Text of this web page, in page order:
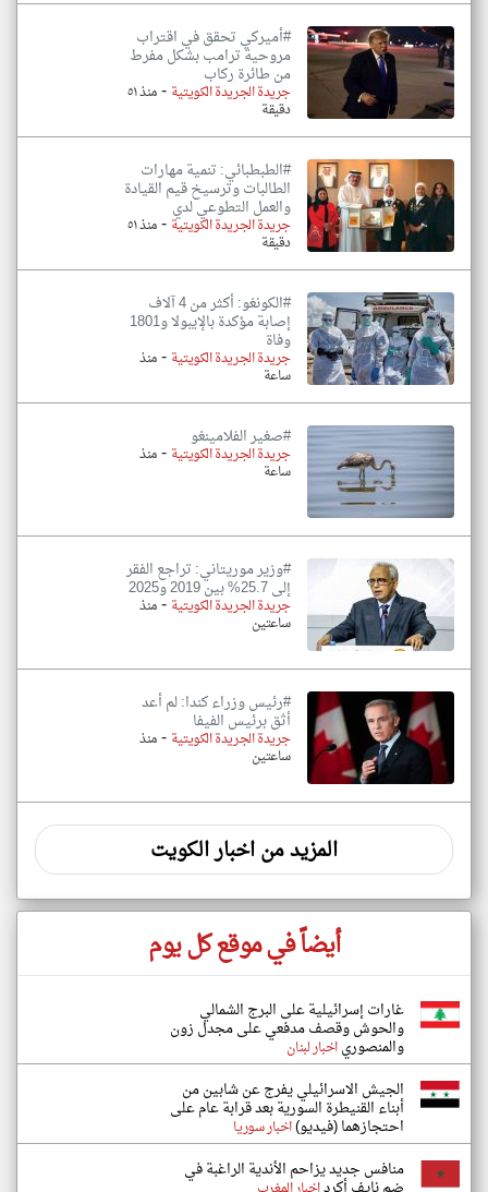
#أميركي تحقق في اقتراب
مروحية ترامب بشكل مفرط
من طائرة ركاب
جريدة الجريدة الكويتية - منذ ٥١
دقيقة
#الطبطبائي: تنمية مهارات
الطالبات وترسيخ قيم القيادة
والعمل التطوعي لدي
جريدة الجريدة الكويتية - منذ ٥١
دقيقة
#الكونغو: أكثر من 4 آلاف
إصابة مؤكدة بالإيبولا و1801
وفاة
جريدة الجريدة الكويتية -منذ
ساعة
#صغير الفلامينغو
جريدة الجريدة الكويتية -منذ
ساعة
#وزير موريتاني: تراجع الفقر
إلى 25.7% بين 2019 و2025
جريدة الجريدة الكويتية -منذ
ساعتين
#رئيس وزراء كندا: لم أعد
أثق برئيس الفيفا
جريدة الجريدة الكويتية -منذ
ساعتين
المزيد من اخبار الكويت
أيضاً في موقع كل يوم
غارات إسرائيلية على البرج الشمالي
والحوش وقصف مدفعي على مجدل زون
والمنصورياخبار لبنان
الجيش الاسرائيلي يفرج عن شابين من
أبناء القنيطرة السورية بعد قرابة عام على
احتجازهما (فيديو)اخبار سوريا
منافس جديد يزاحم الأندية الراغبة في